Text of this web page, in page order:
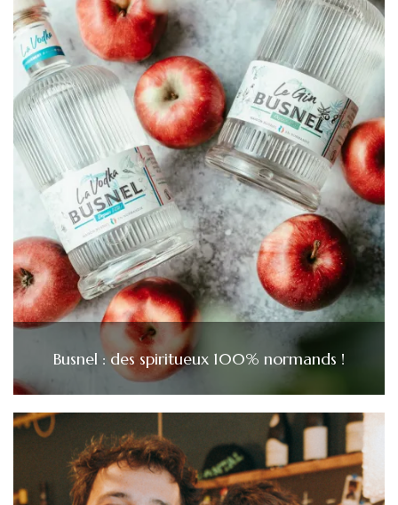
Busnel : des spiritueux 100% normands !